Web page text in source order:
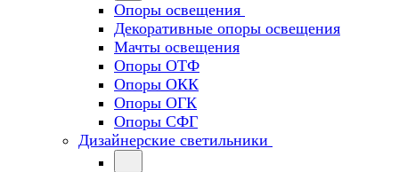
Опоры освещения
Декоративные опоры освещения
Мачты освещения
Опоры ОТФ
Опоры ОКК
Опоры ОГК
Опоры СФГ
Дизайнерские светильники